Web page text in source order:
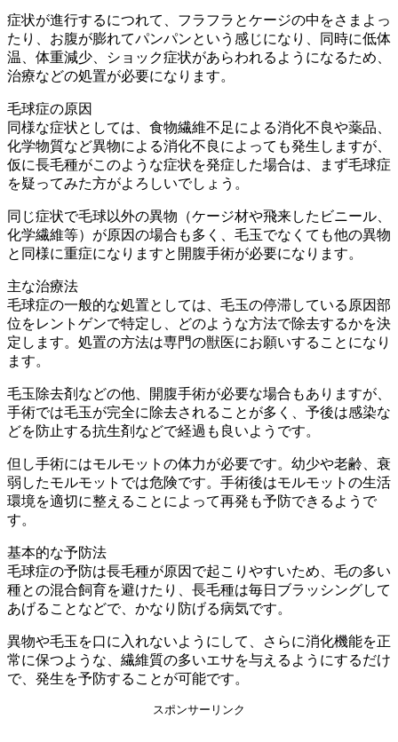
症状が進行するにつれて、フラフラとケージの中をさまよっ
たり、お腹が膨れてパンパンという感じになり、同時に低体
温、体重減少、ショック症状があらわれるようになるため、
治療などの処置が必要になります。
毛球症の原因
同様な症状としては、食物繊維不足による消化不良や薬品、
化学物質など異物による消化不良によっても発生しますが、
仮に長毛種がこのような症状を発症した場合は、まず毛球症
を疑ってみた方がよろしいでしょう。
同じ症状で毛球以外の異物（ケージ材や飛来したビニール、
化学繊維等）が原因の場合も多く、毛玉でなくても他の異物
と同様に重症になりますと開腹手術が必要になります。
主な治療法
毛球症の一般的な処置としては、毛玉の停滞している原因部
位をレントゲンで特定し、どのような方法で除去するかを決
定します。処置の方法は専門の獣医にお願いすることになり
ます。
毛玉除去剤などの他、開腹手術が必要な場合もありますが、
手術では毛玉が完全に除去されることが多く、予後は感染な
どを防止する抗生剤などで経過も良いようです。
但し手術にはモルモットの体力が必要です。幼少や老齢、衰
弱したモルモットでは危険です。手術後はモルモットの生活
環境を適切に整えることによって再発も予防できるようで
す。
基本的な予防法
毛球症の予防は長毛種が原因で起こりやすいため、毛の多い
種との混合飼育を避けたり、 長毛種は毎日ブラッシングして
あげる ことなどで、かなり防げる病気です。
異物や毛玉を口に入れないようにして、さらに消化機能を正
常に保つような、繊維質の多いエサを与えるようにするだけ
で、発生を予防することが可能です。
スポンサーリンク